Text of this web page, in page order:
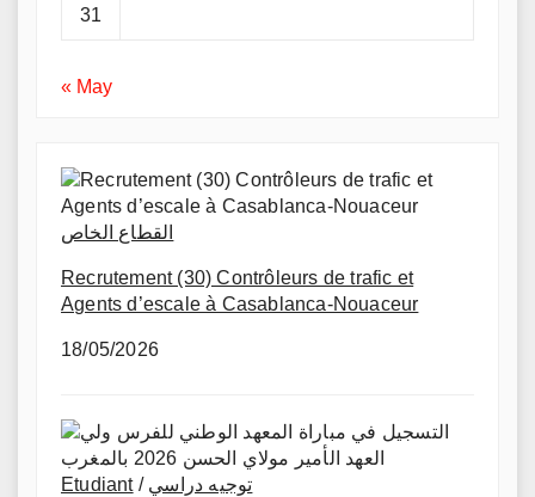
31
« May
القطاع الخاص
Recrutement (30) Contrôleurs de trafic et
Agents d’escale à Casablanca-Nouaceur
18/05/2026
Etudiant/ توجيه دراسي